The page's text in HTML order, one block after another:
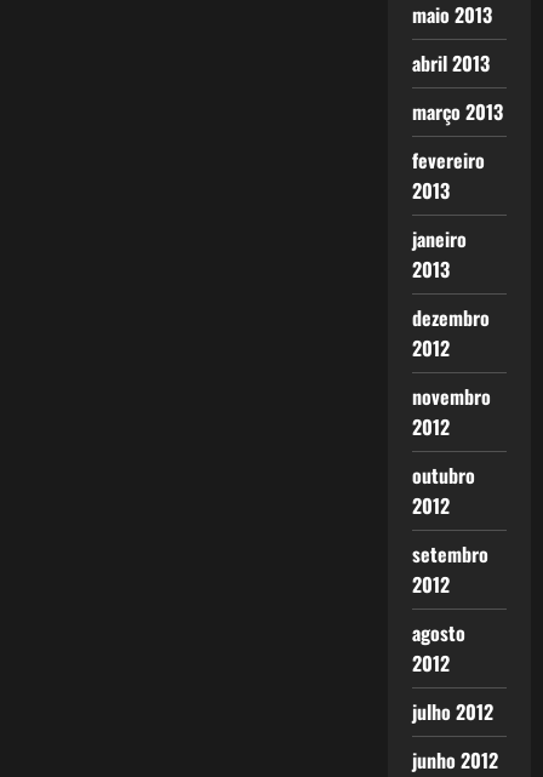
maio 2013
abril 2013
março 2013
fevereiro
2013
janeiro
2013
dezembro
2012
novembro
2012
outubro
2012
setembro
2012
agosto
2012
julho 2012
junho 2012